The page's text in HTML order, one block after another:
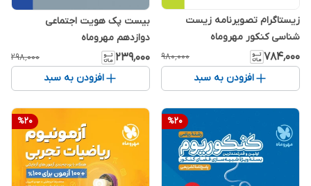
زیستاگرام تصویرنامه زیست
شناسی کنکور مهروماه
۷۸۴٬۰۰۰ ۹۸۰٬۰۰۰
افزودن به سبد
بیست پک هویت اجتماعی
دوازدهم مهروماه
۲۳۹٬۰۰۰ ۲۹۸٬۰۰۰
افزودن به سبد
%20
%20